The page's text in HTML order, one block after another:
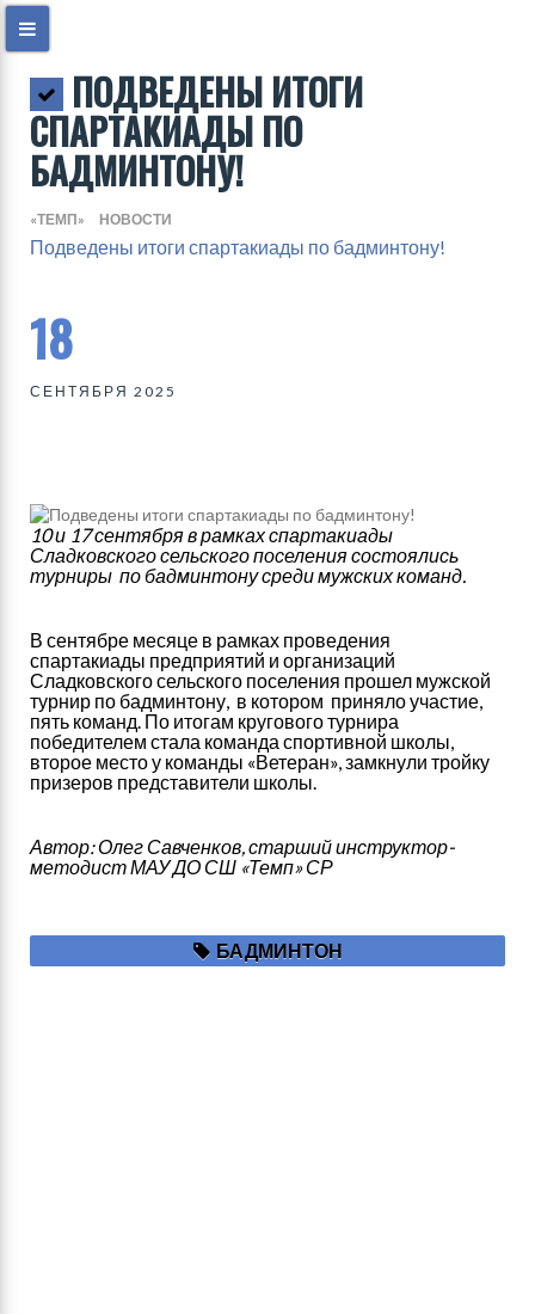
ПОДВЕДЕНЫ ИТОГИ
СПАРТАКИАДЫ ПО
БАДМИНТОНУ!
«ТЕМП» НОВОСТИ
Подведены итоги спартакиады по бадминтону!
18
СЕНТЯБРЯ 2025
10 и 17 сентября в рамках спартакиады
Сладковского сельского поселения состоялись
турниры по бадминтону среди мужских команд.
В сентябре месяце в рамках проведения
спартакиады предприятий и организаций
Сладковского сельского поселения прошел мужской
турнир по бадминтону, в котором приняло участие,
пять команд. По итогам кругового турнира
победителем стала команда спортивной школы,
второе место у команды «Ветеран», замкнули тройку
призеров представители школы.
Автор: Олег Савченков, старший инструктор-
методист МАУ ДО СШ «Темп» СР
БАДМИНТОН